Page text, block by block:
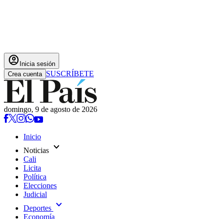
account_circle Inicia sesión
Crea cuenta SUSCRÍBETE
domingo, 9 de agosto de 2026
Inicio
Noticias expand_more
Cali
Licita
Política
Elecciones
Judicial
Deportes expand_more
Economía